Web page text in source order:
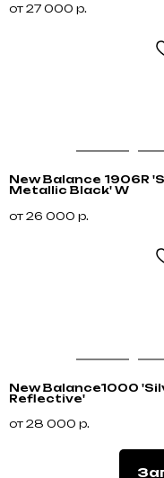
от 27 000 р.
New Balance 1906R
Metallic Black' W
от 26 000 р.
New Balance1000
Reflective'
от 28 000 р.